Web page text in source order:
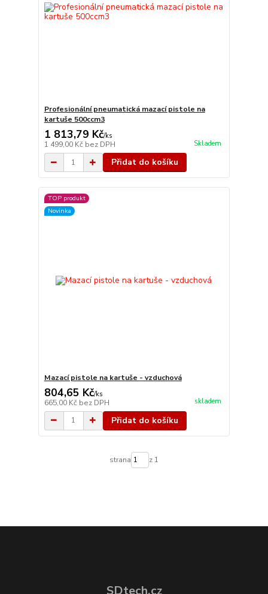
Profesionální pneumatická mazací pistole na
kartuše 500ccm3
1 813,79 Kč/ks
1 499,00 Kč bez DPH Skladem
Přidat do košíku
TOP produkt
Novinka
Mazací pistole na kartuše - vzduchová
804,65 Kč/ks
665,00 Kč bez DPH skladem
Přidat do košíku
strana z 1
SDtech.cz